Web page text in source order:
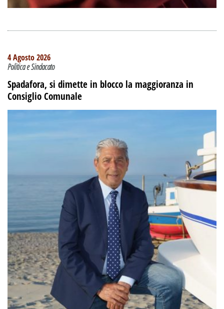
4 Agosto 2026
Politica e Sindacato
Spadafora, si dimette in blocco la maggioranza in
Consiglio Comunale